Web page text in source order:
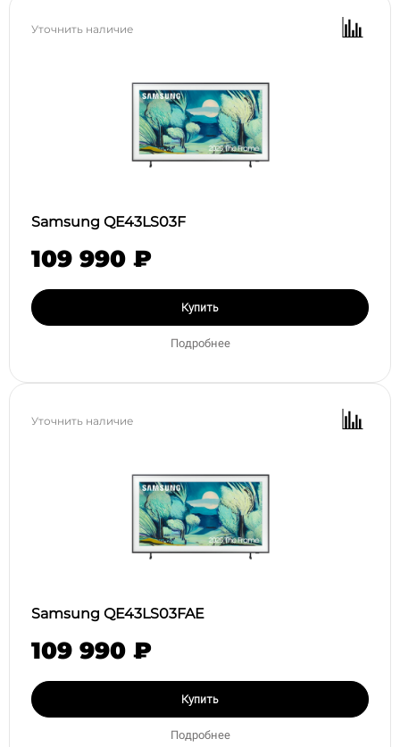
Уточнить наличие
Samsung QE43LS03F
109 990 ₽
Купить
Подробнее
Уточнить наличие
Samsung QE43LS03FAE
109 990 ₽
Купить
Подробнее